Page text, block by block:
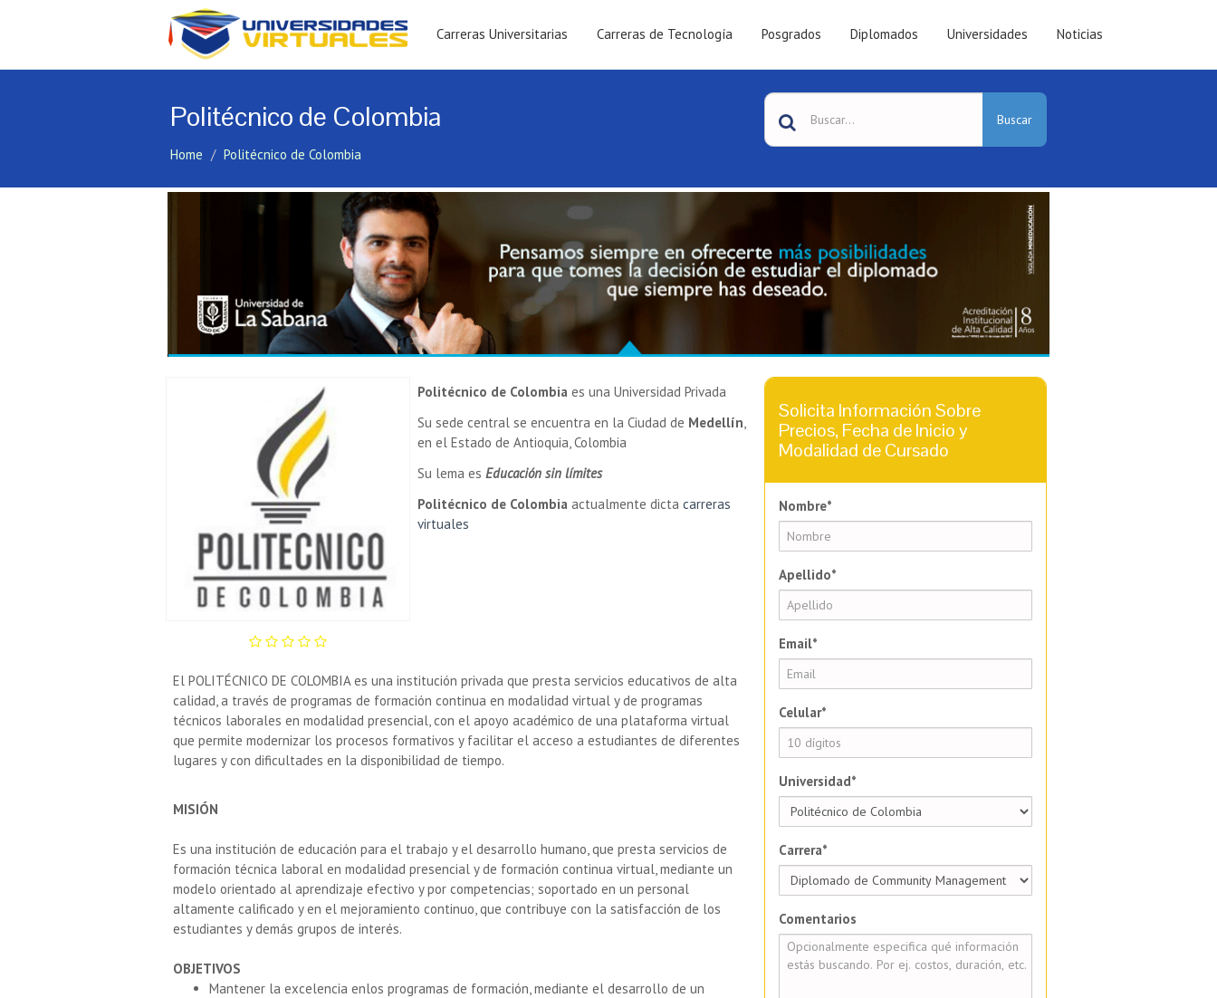
Carreras Universitarias Carreras de Tecnología Posgrados Diplomados Universidades Noticias
Politécnico de Colombia
Home Politécnico de Colombia
Buscar
Politécnico de Colombia es una Universidad Privada
Su sede central se encuentra en la Ciudad de Medellín,
en el Estado de Antioquia, Colombia
Su lema es Educación sin límites
Politécnico de Colombia actualmente dicta carreras
virtuales
El POLITÉCNICO DE COLOMBIA es una institución privada que presta servicios educativos de alta
calidad, a través de programas de formación continua en modalidad virtual y de programas
técnicos laborales en modalidad presencial, con el apoyo académico de una plataforma virtual
que permite modernizar los procesos formativos y facilitar el acceso a estudiantes de diferentes
lugares y con dificultades en la disponibilidad de tiempo.
MISIÓN
Es una institución de educación para el trabajo y el desarrollo humano, que presta servicios de
formación técnica laboral en modalidad presencial y de formación continua virtual, mediante un
modelo orientado al aprendizaje efectivo y por competencias; soportado en un personal
altamente calificado y en el mejoramiento continuo, que contribuye con la satisfacción de los
estudiantes y demás grupos de interés.
OBJETIVOS
Mantener la excelencia enlos programas de formación, mediante el desarrollo de un
Solicita Información Sobre
Precios, Fecha de Inicio y
Modalidad de Cursado
Nombre*
Apellido*
Email*
Celular*
Universidad*
Carrera*
Comentarios